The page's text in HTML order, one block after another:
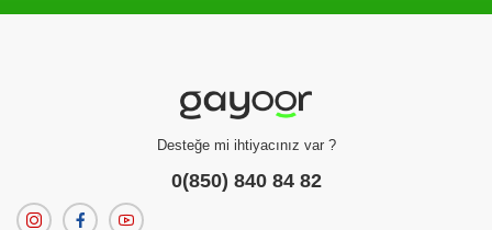
Desteğe mi ihtiyacınız var ?
0(850) 840 84 82